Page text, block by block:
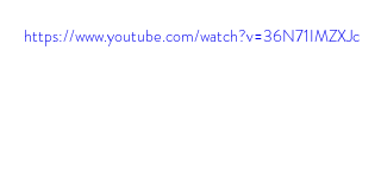
https://www.youtube.com/watch?v=36N71IMZXJc